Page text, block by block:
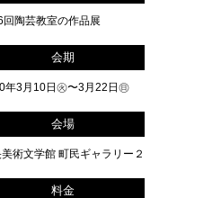
回陶芸教室の作品展
会期
年3月10日㊋〜3月22日㊐
会場
美術文学館 町民ギャラリー２
料金